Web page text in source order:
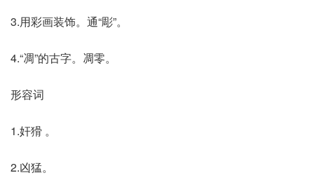
3.用彩画装饰。通“彫”。
4.“凋”的古字。凋零。
形容词
1.奸猾 。
2.凶猛。